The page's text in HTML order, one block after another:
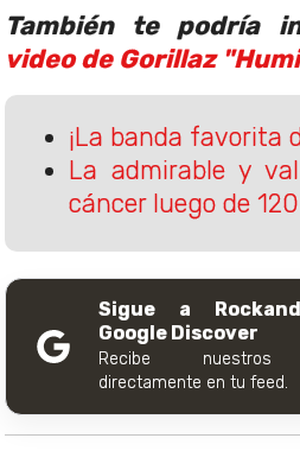
También te podría
video de Gorillaz
¡La banda favorita
La admirable y
cáncer luego de
Sigue a
Google Discover
Recibe nuestros
directamente en tu feed.